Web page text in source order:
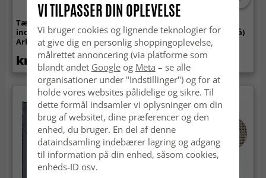
Tæpper til
indendørs/udendørs brug -
Arlo (blå)
kr.369
Indoor/Outdoor Angus (blå)
kr.739
Nyhed
VI TILPASSER DIN OPLEVELSE
Vi bruger cookies og lignende teknologier for
at give dig en personlig shoppingoplevelse,
målrettet annoncering (via platforme som
blandt andet Googleog Meta – se alle
organisationer under "Indstillinger") og for at
holde vores websites pålidelige og sikre. Til
dette formål indsamler vi oplysninger om din
brug af websitet, dine præferencer og den
enhed, du bruger. En del af denne
dataindsamling indebærer lagring og adgang
til information på din enhed, såsom cookies,
enheds-ID osv.